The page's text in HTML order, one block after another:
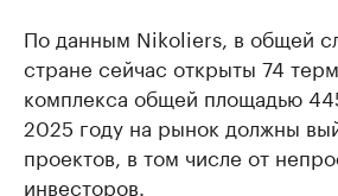
По данным Nikoliers, в общей
стране сейчас открыты 74
комплекса общей площадью
2025 году на рынок должны
проектов, в том числе от
инвесторов.